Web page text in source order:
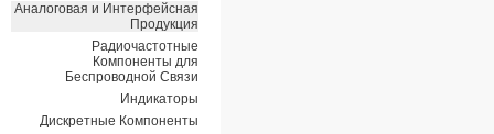
Аналоговая и Интерфейсная
Продукция
Радиочастотные
Компоненты для
Беспроводной Связи
Индикаторы
Дискретные Компоненты